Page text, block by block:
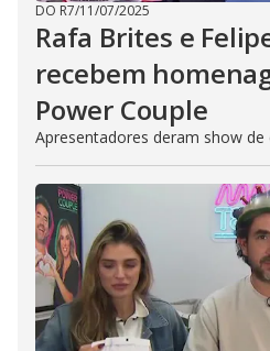
DO R7/11/07/2025
Rafa Brites e
recebem
Power Couple
Apresentadores deram show de